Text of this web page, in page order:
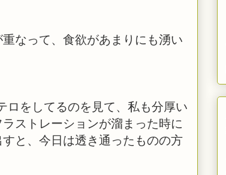
なって、食欲があまりにも湧い
ロをしてるのを見て、私も分厚い
ストレーションが溜まった時に
と、今日は透き通ったものの方